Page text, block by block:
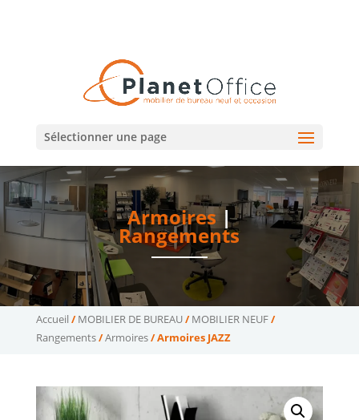
Sélectionner une page
Armoires|
Rangements
Accueil /MOBILIER DE BUREAU/MOBILIER NEUF/
Rangements/Armoires/ Armoires JAZZ